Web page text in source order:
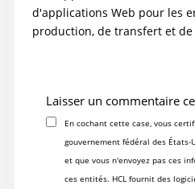
d'applications Web pour les
production, de transfert et
Laisser un commentaire
En cochant cette case, vous
gouvernement fédéral des États-
et que vous n'envoyez pas ces
ces entités. HCL fournit des